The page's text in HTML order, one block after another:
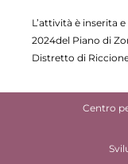
L’attività è inserita
2024del Piano di
Distretto di
Centro